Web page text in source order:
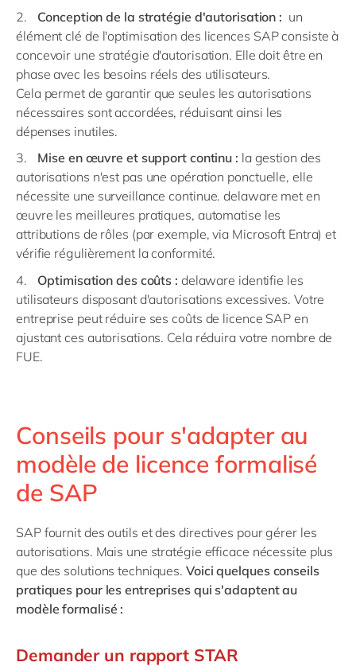
Conception de la stratégie d'autorisation : un
élément clé de l'optimisationdes licences SAP consiste à
concevoir une stratégie d'autorisation. Elle doit être en
phase avec les besoins réels des utilisateurs.
Cela permet de garantir que seules les autorisations
nécessaires sont accordées, réduisant ainsi les
dépenses inutiles.
Mise en œuvre et support continu : la gestion des
autorisations n'est pas une opération ponctuelle, elle
nécessite une surveillance continue. delaware met en
œuvre les meilleures pratiques, automatise les
attributions de rôles (par exemple, via Microsoft Entra) et
vérifie régulièrement la conformité.
Optimisation des coûts : delaware identifie les
utilisateurs disposant d'autorisations excessives. Votre
entreprise peut réduire ses coûts de licence SAP en
ajustant ces autorisations. Cela réduira votre nombre de
FUE.
Conseils pour s'adapter au
modèle de licence formalisé
de SAP
SAP fournit des outils et des directives pour gérer les
autorisations. Mais une stratégie efficace nécessite plus
que des solutions techniques. Voici quelques conseils
pratiques pour les entreprises qui s'adaptent au
modèle formalisé :
Demander un rapport STAR